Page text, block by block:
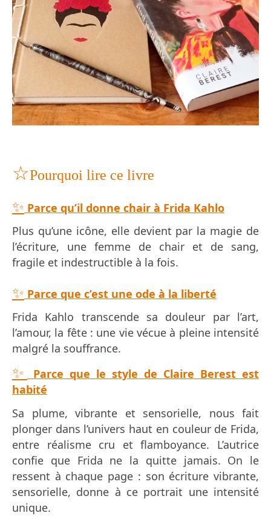
☆Pourquoi lire ce livre
✨ Parce qu’il donne chair à Frida Kahlo
Plus qu’une icône, elle devient par la magie de
l’écriture, une femme de chair et de sang,
fragile et indestructible à la fois.
✨ Parce que c’est une ode à la liberté
Frida Kahlo transcende sa douleur par l’art,
l’amour, la fête : une vie vécue à pleine intensité
malgré la souffrance.
✨
Parce que le style de Claire Berest est
habité
Sa plume, vibrante et sensorielle, nous fait
plonger dans l’univers haut en couleur de Frida,
entre réalisme cru et flamboyance. L’autrice
confie que Frida ne la quitte jamais. On le
ressent à chaque page : son écriture vibrante,
sensorielle, donne à ce portrait une intensité
unique.